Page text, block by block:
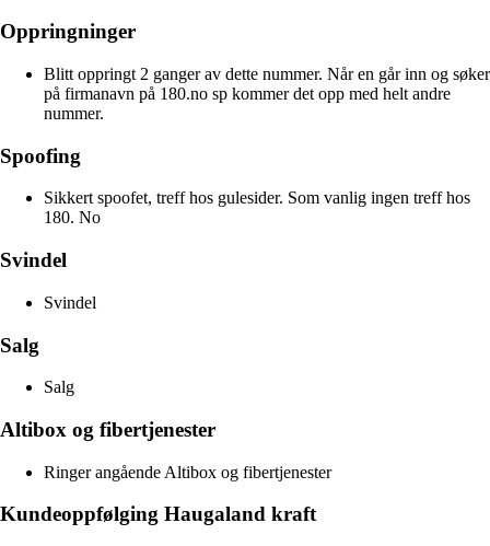
Oppringninger
Blitt oppringt 2 ganger av dette nummer. Når en går inn og søker
på firmanavn på 180.no sp kommer det opp med helt andre
nummer.
Spoofing
Sikkert spoofet, treff hos gulesider. Som vanlig ingen treff hos
180. No
Svindel
Svindel
Salg
Salg
Altibox og fibertjenester
Ringer angående Altibox og fibertjenester
Kundeoppfølging Haugaland kraft